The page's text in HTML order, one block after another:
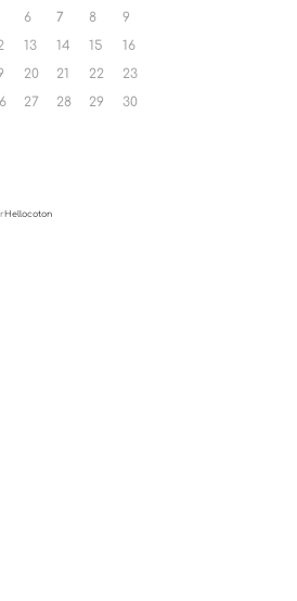
6 7 8
9
13 14 15
16
20 21 22
23
27 28 29
30
Hellocoton